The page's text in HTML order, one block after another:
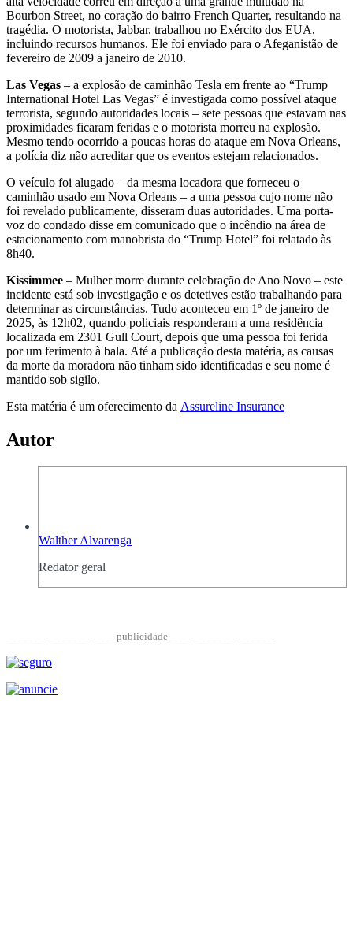
Bourbon Street, no coração do bairro French Quarter, resultando na
tragédia. O motorista, Jabbar, trabalhou no Exército dos EUA,
incluindo recursos humanos. Ele foi enviado para o Afeganistão de
fevereiro de 2009 a janeiro de 2010.
Las Vegas – a explosão de caminhão Tesla em frente ao “Trump
International Hotel Las Vegas” é investigada como possível ataque
terrorista, segundo autoridades locais – sete pessoas que estavam nas
proximidades ficaram feridas e o motorista morreu na explosão.
Mesmo tendo ocorrido a poucas horas do ataque em Nova Orleans,
a polícia diz não acreditar que os eventos estejam relacionados.
O veículo foi alugado – da mesma locadora que forneceu o
caminhão usado em Nova Orleans – a uma pessoa cujo nome não
foi revelado publicamente, disseram duas autoridades. Uma porta-
voz do condado disse em comunicado que o incêndio na área de
estacionamento com manobrista do “Trump Hotel” foi relatado às
8h40.
Kissimmee – Mulher morre durante celebração de Ano Novo – este
incidente está sob investigação e os detetives estão trabalhando para
determinar as circunstâncias. Tudo aconteceu em 1º de janeiro de
2025, às 12h02, quando policiais responderam a uma residência
localizada em 2301 Gull Court, depois que uma pessoa foi ferida
por um ferimento à bala. Até a publicação desta matéria, as causas
da morte da moradora não tinham sido identificadas e seu nome é
mantido sob sigilo.
Esta matéria é um oferecimento da Assureline Insurance
Autor
Walther Alvarenga
Redator geral
____________________publicidade___________________